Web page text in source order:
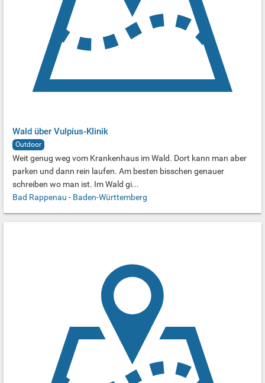
Wald über Vulpius-Klinik
Outdoor
Weit genug weg vom Krankenhaus im Wald. Dort kann man aber
parken und dann rein laufen. Am besten bisschen genauer
schreiben wo man ist. Im Wald gi...
Bad Rappenau - Baden-Württemberg